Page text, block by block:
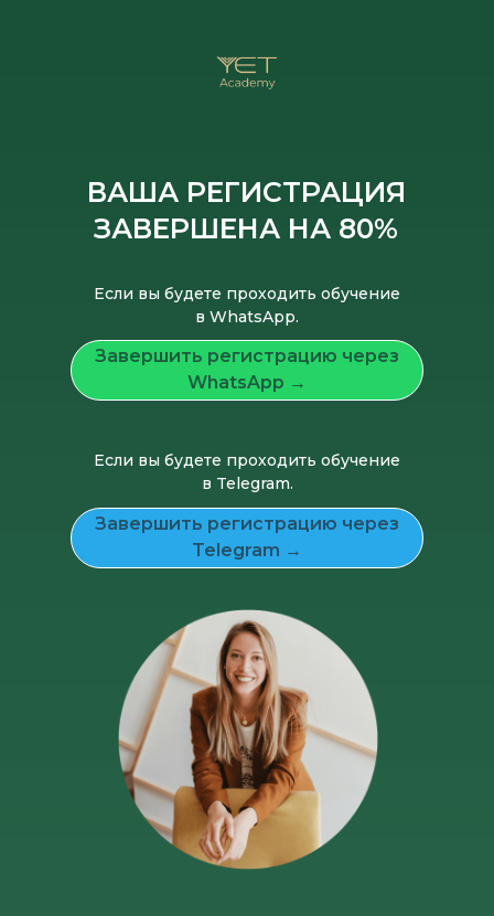
ВАША РЕГИСТРАЦИЯ
ЗАВЕРШЕНА НА 80%
Завершить регистрацию через
WhatsApp →
Если вы будете проходить обучение
в WhatsApp.
Завершить регистрацию через
Telegram →
Если вы будете проходить обучение
в Telegram.